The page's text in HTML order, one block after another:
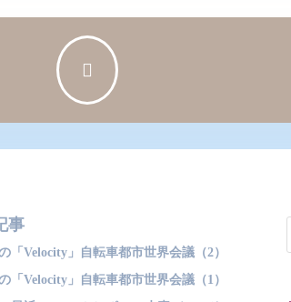

事
「Velocity」自転車都市世界会議（2）
「Velocity」自転車都市世界会議（1）